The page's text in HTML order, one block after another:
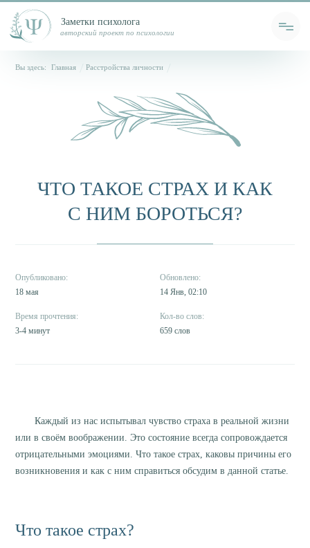
Вы здесь: Главная Расстройства личности
ЧТО ТАКОЕ СТРАХ И КАК
С НИМ БОРОТЬСЯ?
18 мая 14 Янв, 02:10
3-4 минут 659 слов
Каждый из нас испытывал чувство страха в реальной жизни
или в своём воображении. Это состояние всегда сопровождается
отрицательными эмоциями. Что такое страх, каковы причины его
возникновения и как с ним справиться обсудим в данной статье.
Что такое страх?
Заметки психолога
авторский проект по психологии